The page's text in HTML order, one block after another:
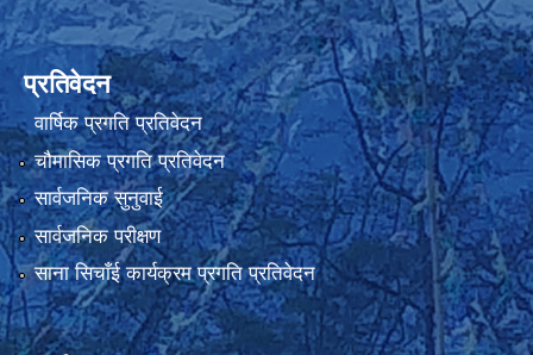
प्रतिवेदन
वार्षिक प्रगति प्रतिवेदन
चौमासिक प्रगति प्रतिवेदन
सार्वजनिक सुनुवाई
सार्वजनिक परीक्षण
साना सिचाँई कार्यक्रम प्रगति प्रतिवेदन